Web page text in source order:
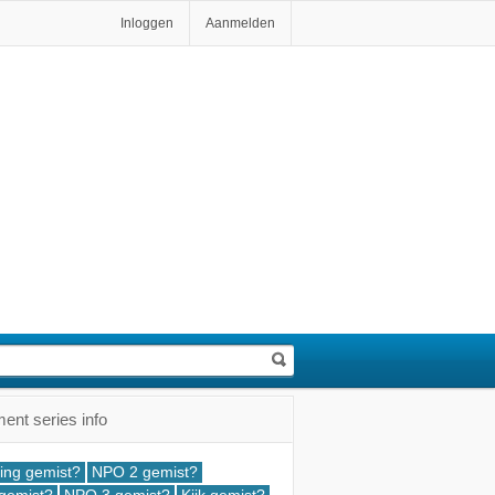
Inloggen Aanmelden
series info
gemist?
NPO 2 gemist?